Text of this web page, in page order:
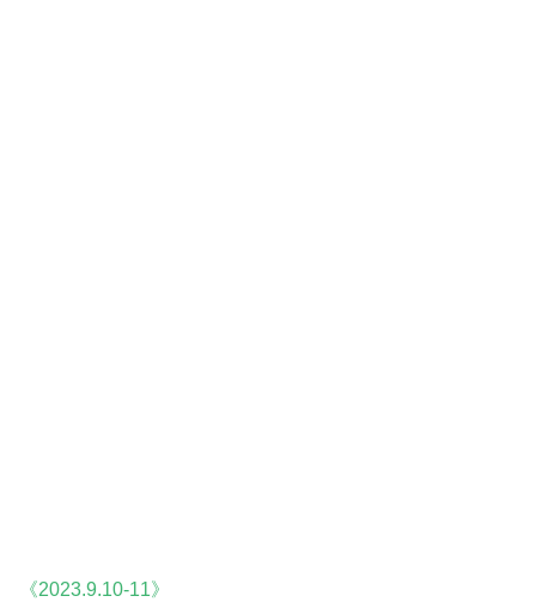
《2023.9.10‐11》